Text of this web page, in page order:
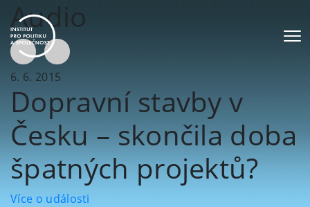
Audio
6. 6. 2015
Dopravní stavby v
Česku – skončila doba
špatných projektů?
Více o události